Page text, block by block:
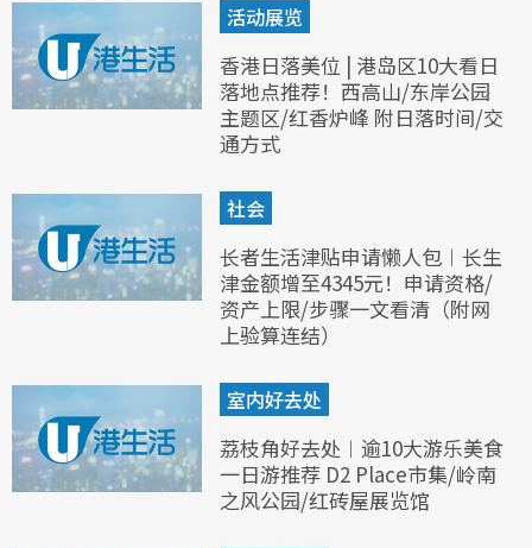
活动展览
香港日落美位 | 港岛区10大看日
落地点推荐！西高山/东岸公园
主题区/红香炉峰 附日落时间/交
通方式
社会
长者生活津贴申请懒人包︱长生
津金额增至4345元！申请资格/
资产上限/步骤一文看清（附网
上验算连结）
室内好去处
荔枝角好去处︱逾10大游乐美食
一日游推荐 D2 Place市集/岭南
之风公园/红砖屋展览馆